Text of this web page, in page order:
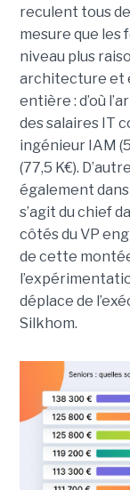
reculent tous
mesure que
niveau plus
architecture et
entière : d’où
des salaires IT
ingénieur IAM
(77,5 K€).
également
s’agit du chief
côtés du VP
de cette
déplace de
Silkhom.